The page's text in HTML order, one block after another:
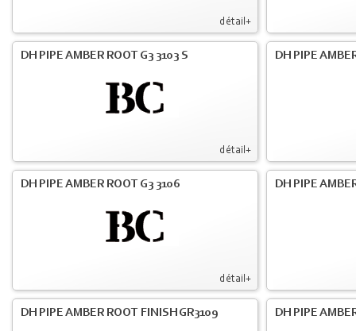
détail+
détail+
DH PIPE AMBER ROOT G3 3103 S DH PIPE
détail+
DH PIPE AMBER ROOT G3 3106 DH PIPE
DH PIPE AMBER ROOT FINISH GR3109 DH PIPE